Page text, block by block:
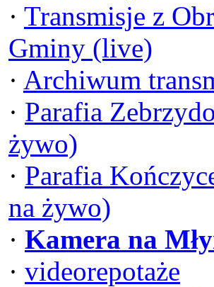
· Transmisje z
Gminy (live)
· Archiwum
· Parafia
żywo)
· Parafia
na żywo)
· Kamera na
· videorepotaże